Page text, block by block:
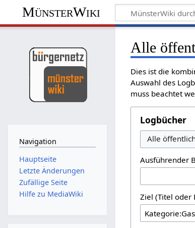
MünsterWiki
Alle
Dies ist die
Auswahl des
muss beachtet
Logbücher
Alle
Ausführender
Ziel (Titel oder
Navigation
Hauptseite
Letzte Änderungen
Zufällige Seite
Hilfe zu MediaWiki